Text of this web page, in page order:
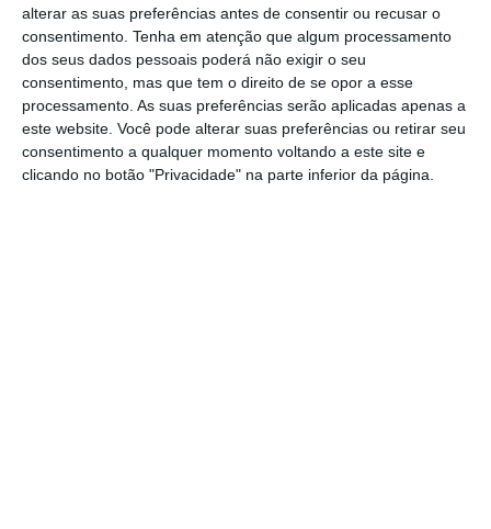
alterar as suas preferências antes de consentir ou recusar o
consentimento. Tenha em atenção que algum processamento
dos seus dados pessoais poderá não exigir o seu
consentimento, mas que tem o direito de se opor a esse
processamento. As suas preferências serão aplicadas apenas a
este website. Você pode alterar suas preferências ou retirar seu
consentimento a qualquer momento voltando a este site e
clicando no botão "Privacidade" na parte inferior da página.
Faculdades de Direito,“a presença estudantil
feminina assume já um papel maioritário, tão
diferente do que era habitual em meados do
século XX, com indiscutível predomínio
masculino”.